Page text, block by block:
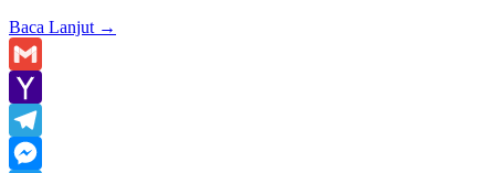
Baca Lanjut →
Gmail
Yahoo
Mail
Telegram